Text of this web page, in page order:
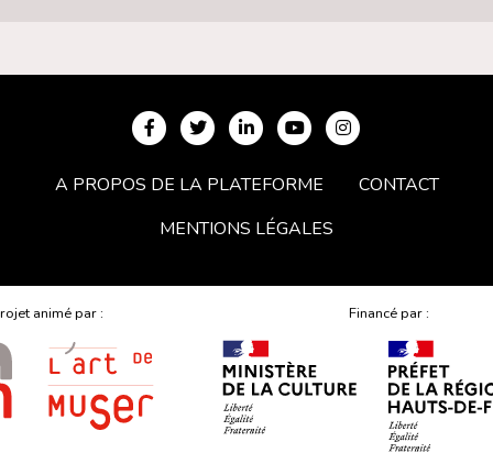
A PROPOS DE LA PLATEFORME
CONTACT
MENTIONS LÉGALES
animé par : Financé par :